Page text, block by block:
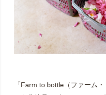
「Farm to bottle（ファー